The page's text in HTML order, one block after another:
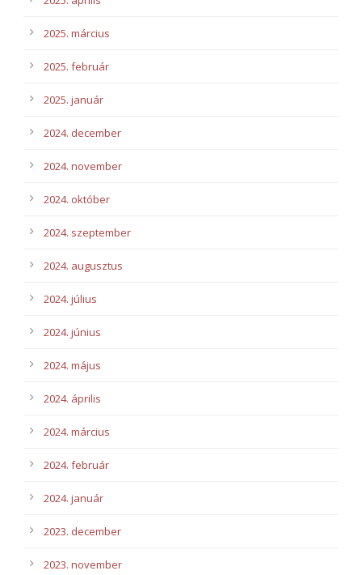
2025. március
2025. február
2025. január
2024. december
2024. november
2024. október
2024. szeptember
2024. augusztus
2024. július
2024. június
2024. május
2024. április
2024. március
2024. február
2024. január
2023. december
2023. november